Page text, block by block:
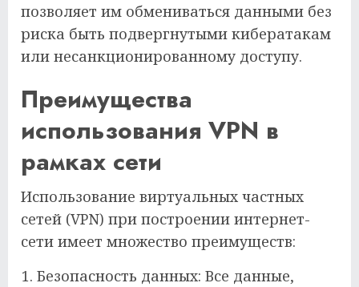
позволяет им обмениваться данными без
риска быть подвергнутыми кибератакам
или несанкционированному доступу.
Преимущества
использования VPN в
рамках сети
Использование виртуальных частных
сетей (VPN) при построении интернет-
сети имеет множество преимуществ:
Безопасность данных: Все данные,